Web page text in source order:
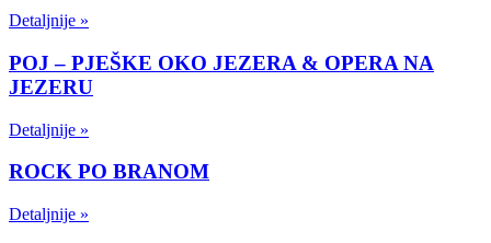
Detaljnije »
POJ – PJEŠKE OKO JEZERA & OPERA NA
JEZERU
Detaljnije »
ROCK PO BRANOM
Detaljnije »